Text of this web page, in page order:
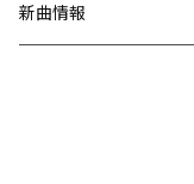
新曲情報